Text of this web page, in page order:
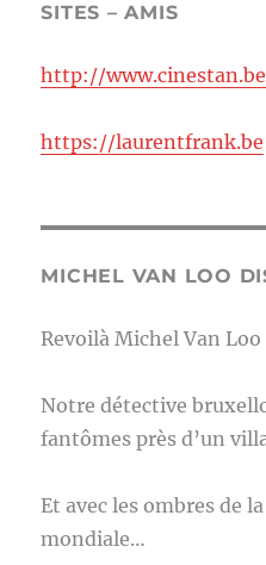
SITES – AMIS
http://www.cinestan.be
https://laurentfrank.be
MICHEL VAN LOO
Revoilà Michel Van Loo
Notre détective
fantômes près d’un
Et avec les ombres de
mondiale…